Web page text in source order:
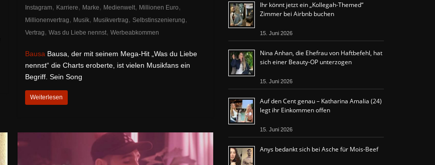
Instagram, Karriere, Marke, Medienwelt, Millionen Euro,
Millionenvertrag, Musik, Musikvertrag, Selbstinszenierung,
Vertrag,Was du Liebe nennst,Werbeabkommen
Bausa Bausa, der mit seinem Mega-Hit „Was du Liebe
nennst“ die Charts eroberte, ist vielen Musikfans ein
Begriff. Sein Song
Weiterlesen
Ihr könnt jetzt ein „Kollegah-Themed“
Zimmer bei Airbnb buchen
15. Juni 2026
Nina Anhan, die Ehefrau von Haftbefehl, hat
sich einer Beauty-OP unterzogen
15. Juni 2026
Auf den Cent genau – Katharina Amalia (24)
legt ihr Einkommen offen
15. Juni 2026
Anys bedankt sich bei Asche für Mois-Beef